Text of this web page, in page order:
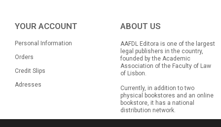
YOUR ACCOUNT
Personal Information
Orders
Credit Slips
Adresses
ABOUT US
AAFDL Editora is one of the largest
legal publishers in the country,
founded by the Academic
Association of the Faculty of Law
of Lisbon.
Currently, in addition to two
physical bookstores and an online
bookstore, it has a national
distribution network.